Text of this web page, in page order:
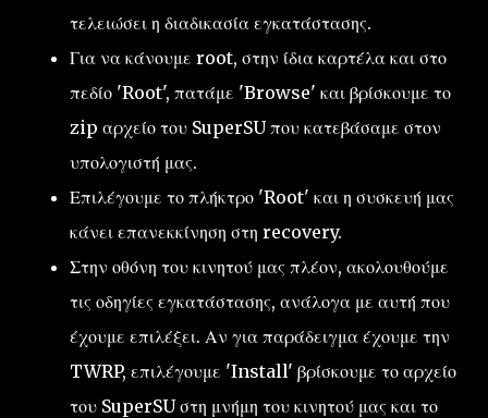
τελειώσει η διαδικασία εγκατάστασης.
Για να κάνουμε root, στην ίδια καρτέλα και στο
πεδίο 'Root', πατάμε 'Browse' και βρίσκουμε το
zip αρχείο του SuperSU που κατεβάσαμε στον
υπολογιστή μας.
Επιλέγουμε το πλήκτρο 'Root' και η συσκευή μας
κάνει επανεκκίνηση στη recovery.
Στην οθόνη του κινητού μας πλέον, ακολουθούμε
τις οδηγίες εγκατάστασης, ανάλογα με αυτή που
έχουμε επιλέξει. Αν για παράδειγμα έχουμε την
TWRP, επιλέγουμε 'Install' βρίσκουμε το αρχείο
του SuperSU στη μνήμη του κινητού μας και το